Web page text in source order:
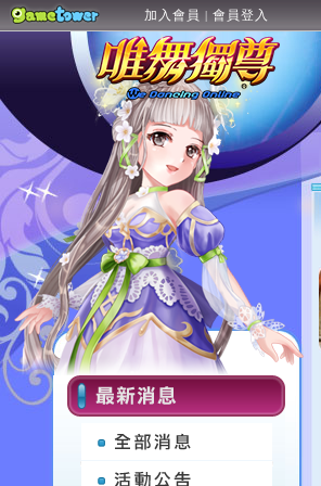
加入會員 | 會員登入